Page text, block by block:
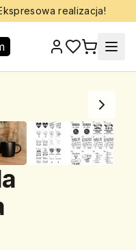
realizacja!